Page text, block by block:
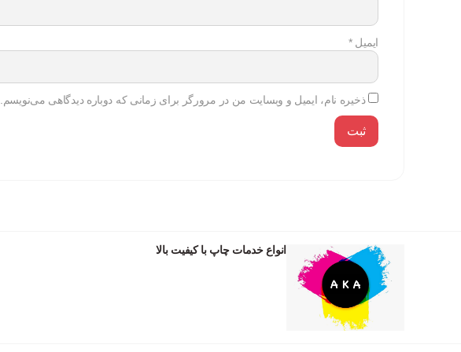
ایمیل*
ذخیره نام، ایمیل و وبسایت من در مرورگر برای زمانی که دوباره دیدگاهی می‌نویسم.
انواع خدمات چاپ با کیفیت بالا